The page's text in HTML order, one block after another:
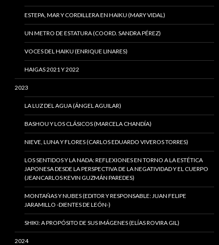
ESTEPA, MAR Y CORDILLERA EN HAIKU (MARY VIDAL)
UN METRO DE ESTATURA (COORD. SANDRA PÉREZ)
VOCES DEL HAIKU (ENRIQUE LINARES)
HAIGAS 2021 Y 2022
2023
LA LUZ DEL AGUA (ÁNGEL AGUILAR)
BASHOU Y LOS CLÁSICOS (MARCELA CHANDÍA)
NIEVE, LUNA Y FLORES (CARLOS EDUARDO VIVEROS TORRES)
LOS SENTIDOS Y LA NADA: REFLEXIONES EN TORNO A LA ESTÉTICA
JAPONESA DESDE LA PERSPECTIVA DE LA NEGATIVIDAD Y EL CUERPO
(JEANCARLOS KEVIN GUZMÁN PAREDES)
MONTAÑAS Y NUBES (EDITOR Y RESPONSABLE: JUAN FELIPE
JARAMILLO -DIENTES DE LEÓN-)
SHIKI: A PROPÓSITO DE SUS IMÁGENES (ELÍAS ROVIRA GIL)
2024